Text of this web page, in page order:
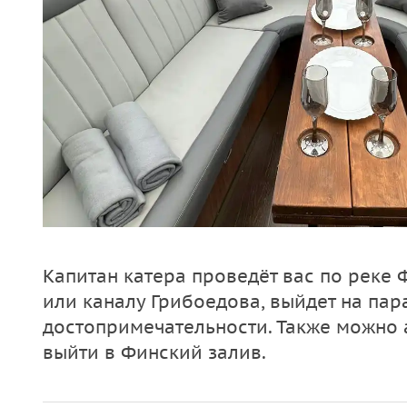
Капитан катера проведёт вас по
или каналу Грибоедова, выйдет на
достопримечательности. Также
выйти в Финский залив.